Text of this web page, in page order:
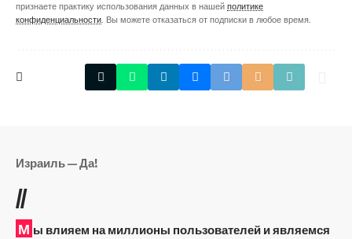
признаете практику использования данных в нашей политике
конфиденциальности . Вы можете отказаться от подписки в любое время.
Израиль — Да!
//
М ы влияем на миллионы пользователей и являемся